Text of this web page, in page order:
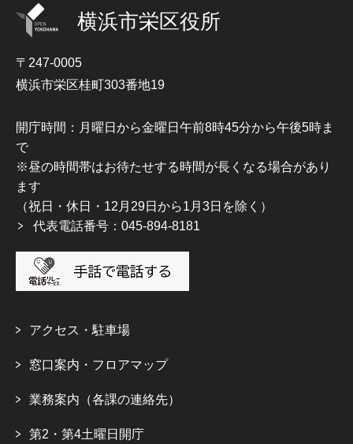
横浜市栄区役所
〒247-0005
横浜市栄区桂町303番地19
開庁時間：月曜日から金曜日午前8時45分から午後5時ま
で
※昼の時間帯はお待たせする時間が長くなる場合があり
ます
（祝日・休日・12月29日から1月3日を除く）
代表電話番号：045-894-8181
アクセス・駐車場
窓口案内・フロアマップ
業務案内（各課の連絡先）
第2・第4土曜日開庁